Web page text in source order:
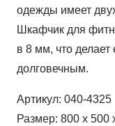
одежды имеет
Шкафчик для
в 8 мм, что
долговечным.
Артикул: 040-4325
Размер: 800 х 500